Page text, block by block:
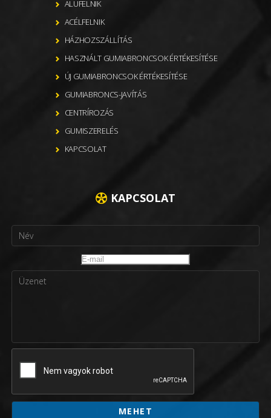
ALUFELNIK
ACÉLFELNIK
HÁZHOZSZÁLLÍTÁS
HASZNÁLT GUMIABRONCSOK ÉRTÉKESÍTÉSE
ÚJ GUMIABRONCSOK ÉRTÉKESÍTÉSE
GUMIABRONCS-JAVÍTÁS
CENTRÍROZÁS
GUMISZERELÉS
KAPCSOLAT
KAPCSOLAT